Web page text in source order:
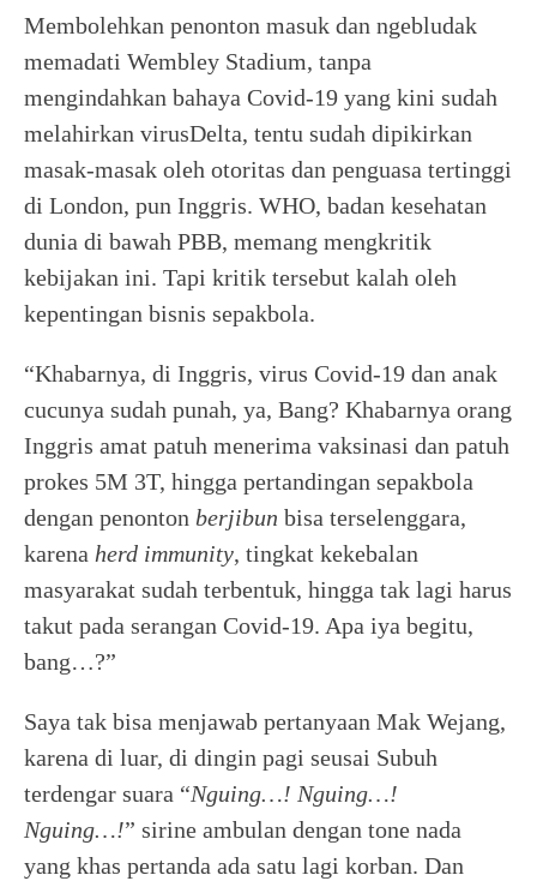
Membolehkan penonton masuk dan ngebludak
memadati Wembley Stadium, tanpa
mengindahkan bahaya Covid-19 yang kini sudah
melahirkan virusDelta, tentu sudah dipikirkan
masak-masak oleh otoritas dan penguasa tertinggi
di London, pun Inggris. WHO, badan kesehatan
dunia di bawah PBB, memang mengkritik
kebijakan ini. Tapi kritik tersebut kalah oleh
kepentingan bisnis sepakbola.
“Khabarnya, di Inggris, virus Covid-19 dan anak
cucunya sudah punah, ya, Bang? Khabarnya orang
Inggris amat patuh menerima vaksinasi dan patuh
prokes 5M 3T, hingga pertandingan sepakbola
dengan penonton berjibun bisa terselenggara,
karena herd immunity, tingkat kekebalan
masyarakat sudah terbentuk, hingga tak lagi harus
takut pada serangan Covid-19. Apa iya begitu,
bang…?”
Saya tak bisa menjawab pertanyaan Mak Wejang,
karena di luar, di dingin pagi seusai Subuh
terdengar suara “Nguing…! Nguing…!
Nguing…!” sirine ambulan dengan tone nada
yang khas pertanda ada satu lagi korban. Dan